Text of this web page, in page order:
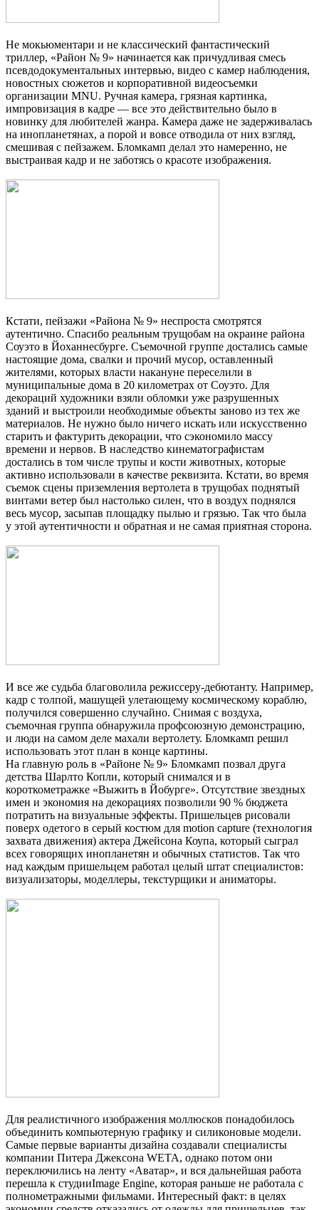
Не мокьюментари и не классический фантастический
триллер, «Район № 9» начинается как причудливая смесь
псевдодокументальных интервью, видео с камер наблюдения,
новостных сюжетов и корпоративной видеосъемки
организации MNU. Ручная камера, грязная картинка,
импровизация в кадре — все это действительно было в
новинку для любителей жанра. Камера даже не задерживалась
на инопланетянах, а порой и вовсе отводила от них взгляд,
смешивая с пейзажем. Бломкамп делал это намеренно, не
выстраивая кадр и не заботясь о красоте изображения.
Кстати, пейзажи «Района № 9» неспроста смотрятся
аутентично. Спасибо реальным трущобам на окраине района
Соуэто в Йоханнесбурге. Съемочной группе достались самые
настоящие дома, свалки и прочий мусор, оставленный
жителями, которых власти накануне переселили в
муниципальные дома в 20 километрах от Соуэто. Для
декораций художники взяли обломки уже разрушенных
зданий и выстроили необходимые объекты заново из тех же
материалов. Не нужно было ничего искать или искусственно
старить и фактурить декорации, что сэкономило массу
времени и нервов. В наследство кинематографистам
достались в том числе трупы и кости животных, которые
активно использовали в качестве реквизита. Кстати, во время
съемок сцены приземления вертолета в трущобах поднятый
винтами ветер был настолько силен, что в воздух поднялся
весь мусор, засыпав площадку пылью и грязью. Так что была
у этой аутентичности и обратная и не самая приятная сторона.
И все же судьба благоволила режиссеру-дебютанту. Например,
кадр с толпой, машущей улетающему космическому кораблю,
получился совершенно случайно. Снимая с воздуха,
съемочная группа обнаружила профсоюзную демонстрацию,
и люди на самом деле махали вертолету. Бломкамп решил
использовать этот план в конце картины.
На главную роль в «Районе № 9» Бломкамп позвал друга
детства Шарлто Копли, который снимался и в
короткометражке «Выжить в Йобурге». Отсутствие звездных
имен и экономия на декорациях позволили 90 % бюджета
потратить на визуальные эффекты. Пришельцев рисовали
поверх одетого в серый костюм для motion capture (технология
захвата движения) актера Джейсона Коупа, который сыграл
всех говорящих инопланетян и обычных статистов. Так что
над каждым пришельцем работал целый штат специалистов:
визуализаторы, моделлеры, текстурщики и аниматоры.
Для реалистичного изображения моллюсков понадобилось
объединить компьютерную графику и силиконовые модели.
Самые первые варианты дизайна создавали специалисты
компании Питера Джексона WETA, однако потом они
переключились на ленту «Аватар», и вся дальнейшая работа
перешла к студииImage Engine, которая раньше не работала с
полнометражными фильмами. Интересный факт: в целях